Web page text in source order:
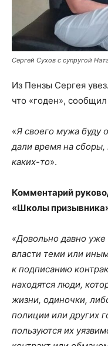
Сергей Сухов с супругой
Из Пензы Сергея
что «годен»,
«Я своего мужа буду
дали время на сборы,
каких-то».
Комментарий
«Школы
«Довольно давно уже
власти теми или
к подписанию
находятся люди,
жизни, одиночки,
полиции или других
пользуются их